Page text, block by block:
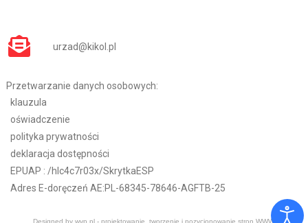
urzad@kikol.pl
Przetwarzanie danych osobowych:
klauzula
oświadczenie
polityka prywatności
deklaracja dostępności
EPUAP : /hlc4c7r03x/SkrytkaESP
Adres E-doręczeń AE:PL-68345-78646-AGFTB-25
Designed by wvp.pl - projektowanie, tworzenie i pozycjonowanie stron WWW